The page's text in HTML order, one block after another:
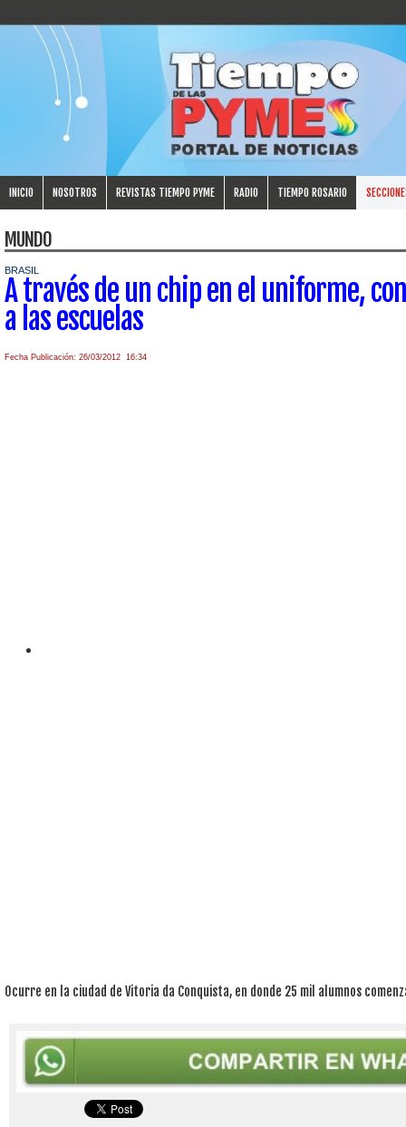
INICIO NOSOTROS REVISTAS TIEMPO PYME RADIO TIEMPO ROSARIO
MUNDO
BRASIL
A través de un chip en el uniforme,
a las escuelas
Fecha Publicación: 26/03/2012 16:34
Ocurre en la ciudad de Vitoria da Conquista, en donde 25 mil alumnos